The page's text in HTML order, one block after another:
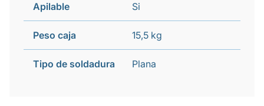
Apilable Si
Peso caja 15,5 kg
Tipo de soldadura Plana